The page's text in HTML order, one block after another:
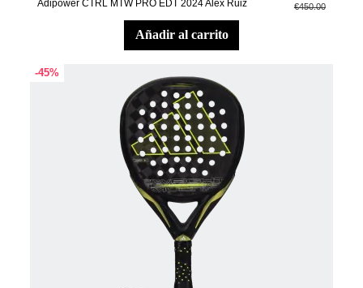
Adipower CTRL MTW PRO EDT 2024 Alex Ruiz €450.00
añadir al carrito
-45%